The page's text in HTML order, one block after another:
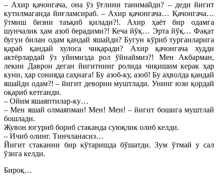
– Ахир қачонгача, она ўз ўғлини танимайди? – деди йигит
кутилмаганда йиғламсираб. – Ахир қачонгача… Қачонгача…
ўтмиш бизни таъқиб қилади?!. Ахир ҳаёт бир одамга
шунчалик ҳам азоб берадими?! Кеча йўқ… Эрта йўқ… Фақат
бугун билан одам қандай яшайди? Бугун кўриб турганларига
қараб қандай хулоса чиқаради? Ахир қачонгача худди
актёрлардай ўз уйимизда рол ўйнаймиз?! Мен Акбарман,
лекин Даврон деган йигитнинг ролида чиқишим керак ҳар
куни, ҳар сонияда саҳнага! Бу азоб-ку, азоб! Бу аҳволда қандай
яшайди одам?! – йигит деворни муштлади. Унинг юзи қордай
оқариб кетганди.
– Ойим яшаяптилар-ку…
– Мен яшай олмаяпман! Мен! Мен! – йигит бошига муштлай
бошлади.
Жувон югуриб бориб стаканда суюқлик олиб келди.
– Ичиб олинг. Тинчланасиз…
Йигит стаканни бир кўтаришда бўшатди. Зум ўтмай у сал
ўзига келди.
Бироқ…